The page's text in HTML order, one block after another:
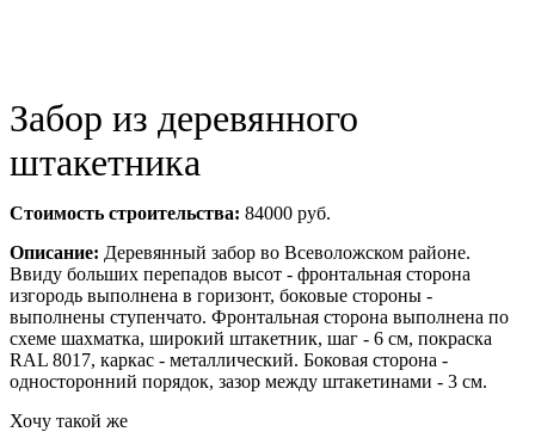
Забор из деревянного
штакетника
Стоимость строительства: 84000 руб.
Описание: Деревянный забор во Всеволожском районе.
Ввиду больших перепадов высот - фронтальная сторона
изгородь выполнена в горизонт, боковые стороны -
выполнены ступенчато. Фронтальная сторона выполнена по
схеме шахматка, широкий штакетник, шаг - 6 см, покраска
RAL 8017, каркас - металлический. Боковая сторона -
односторонний порядок, зазор между штакетинами - 3 см.
Хочу такой же